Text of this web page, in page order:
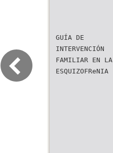
GUÍA DE
INTERVENCIÓN
FAMILIAR EN LA
ESQUIZOFReNIA